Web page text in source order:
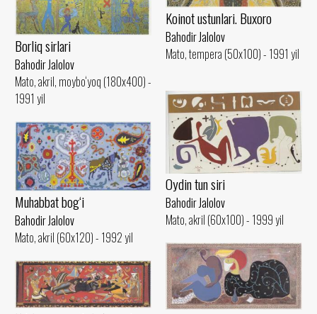
Koinot ustunlari. Buxoro
Bahodir Jalolov
Mato, tempera (50x100) - 1991 yil
Borliq sirlari
Bahodir Jalolov
Mato, akril, moybo‘yoq (180x400) -
1991 yil
Oydin tun siri
Bahodir Jalolov
Mato, akril (60x100) - 1999 yil
Muhabbat bog‘i
Bahodir Jalolov
Mato, akril (60x120) - 1992 yil